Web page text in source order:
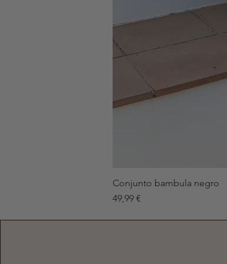
Conjunto bambula negro
Precio
49,99 €